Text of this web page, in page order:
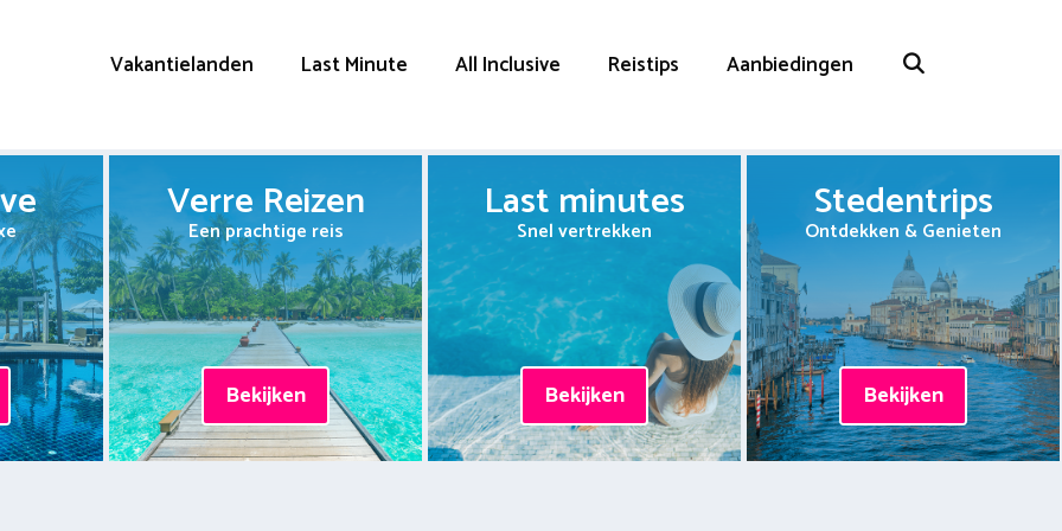
Vakantielanden Last Minute All Inclusive Reistips Aanbiedingen
Verre Reizen
Een prachtige reis
Bekijken
Last minutes
Snel vertrekken
Bekijken
Stedentrips
Ontdekken & Genieten
Bekijken